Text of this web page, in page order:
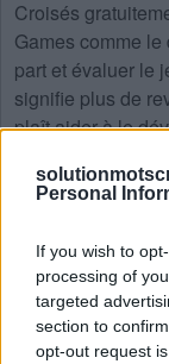
Personal
If you wish to
processing of
targeted
section to
opt-out request
Croisés
Games comme
part et évaluer le
signifie plus de
plaît aider à le